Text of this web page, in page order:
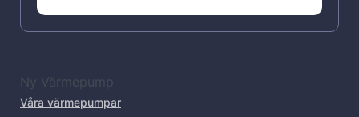
Ny Värmepump
Våra värmepumpar